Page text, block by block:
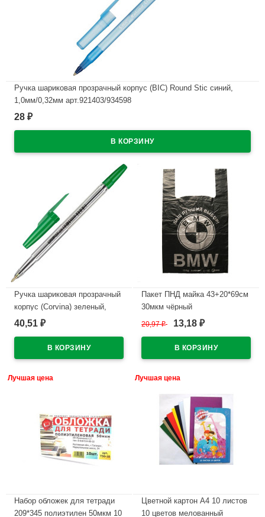
Ручка шариковая прозрачный корпус (BIC) Round Stic синий,
1,0мм/0,32мм арт.921403/934598
В наличии
28 ₽
Ручка шариковая прозрачный
корпус (Corvina) зеленый,
1,0мм/0,7мм арт.40163/04
40,51 ₽
Пакет ПНД майка 43+20*69см
30мкм чёрный
WWW/World(Ст.50/500)
20,97₽ 13,18 ₽
Лучшая цена
Набор обложек для тетради
209*345 полиэтилен 50мкм 10
Лучшая цена
Цветной картон А4 10 листов
10 цветов мелованный